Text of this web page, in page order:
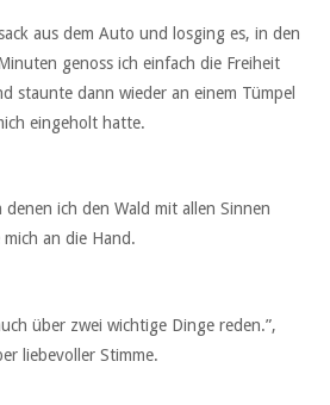
aus dem Auto und losging es, in den
genoss ich einfach die Freiheit
staunte dann wieder an einem Tümpel
eingeholt hatte.
ich den Wald mit allen Sinnen
an die Hand.
über zwei wichtige Dinge reden.”,
liebevoller Stimme.